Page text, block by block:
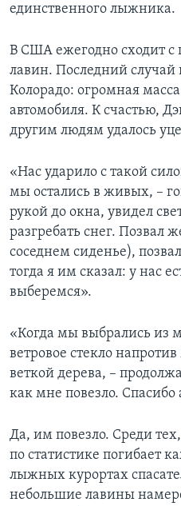
единственного лыжника.
В США ежегодно сходит с
лавин. Последний случай
Колорадо: огромная
автомобиля. К счастью,
другим людям удалось
«Нас ударило с такой
мы остались в живых, –
рукой до окна, увидел
разгребать снег. Позвал
соседнем сиденье),
тогда я им сказал: у нас
выберемся».
«Когда мы выбрались из
ветровое стекло
веткой дерева, –
как мне повезло.
Да, им повезло. Среди
по статистике погибает
лыжных курортах
небольшие лавины